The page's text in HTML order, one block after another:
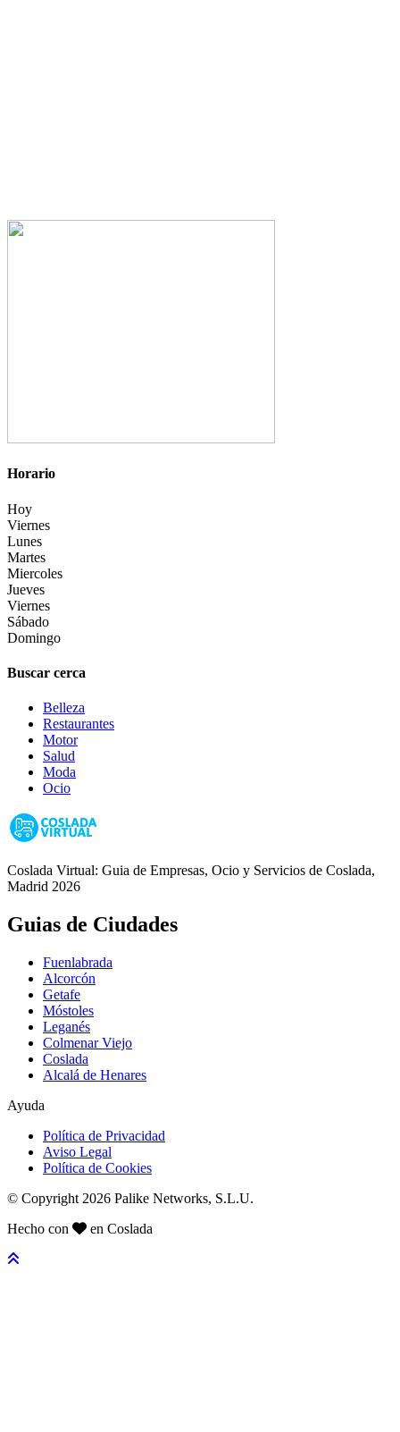
Horario
Hoy
Viernes
Lunes
Martes
Miercoles
Jueves
Viernes
Sábado
Domingo
Buscar cerca
Belleza
Restaurantes
Motor
Salud
Moda
Ocio
Coslada Virtual: Guia de Empresas, Ocio y Servicios de Coslada,
Madrid 2026
Guias de Ciudades
Fuenlabrada
Alcorcón
Getafe
Móstoles
Leganés
Colmenar Viejo
Coslada
Alcalá de Henares
Ayuda
Política de Privacidad
Aviso Legal
Política de Cookies
© Copyright 2026 Palike Networks, S.L.U.
Hecho con
en Coslada